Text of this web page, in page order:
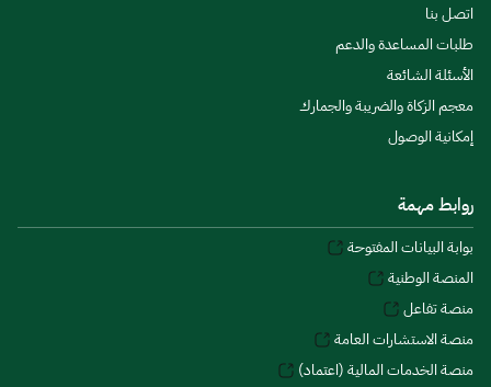
اتصل بنا
طلبات المساعدة والدعم
الأسئلة الشائعة
معجم الزكاة والضريبة والجمارك
إمكانية الوصول
روابط مهمة
بوابة البيانات المفتوحة
المنصة الوطنية
منصة تفاعل
منصة الاستشارات العامة
منصة الخدمات المالية (اعتماد)